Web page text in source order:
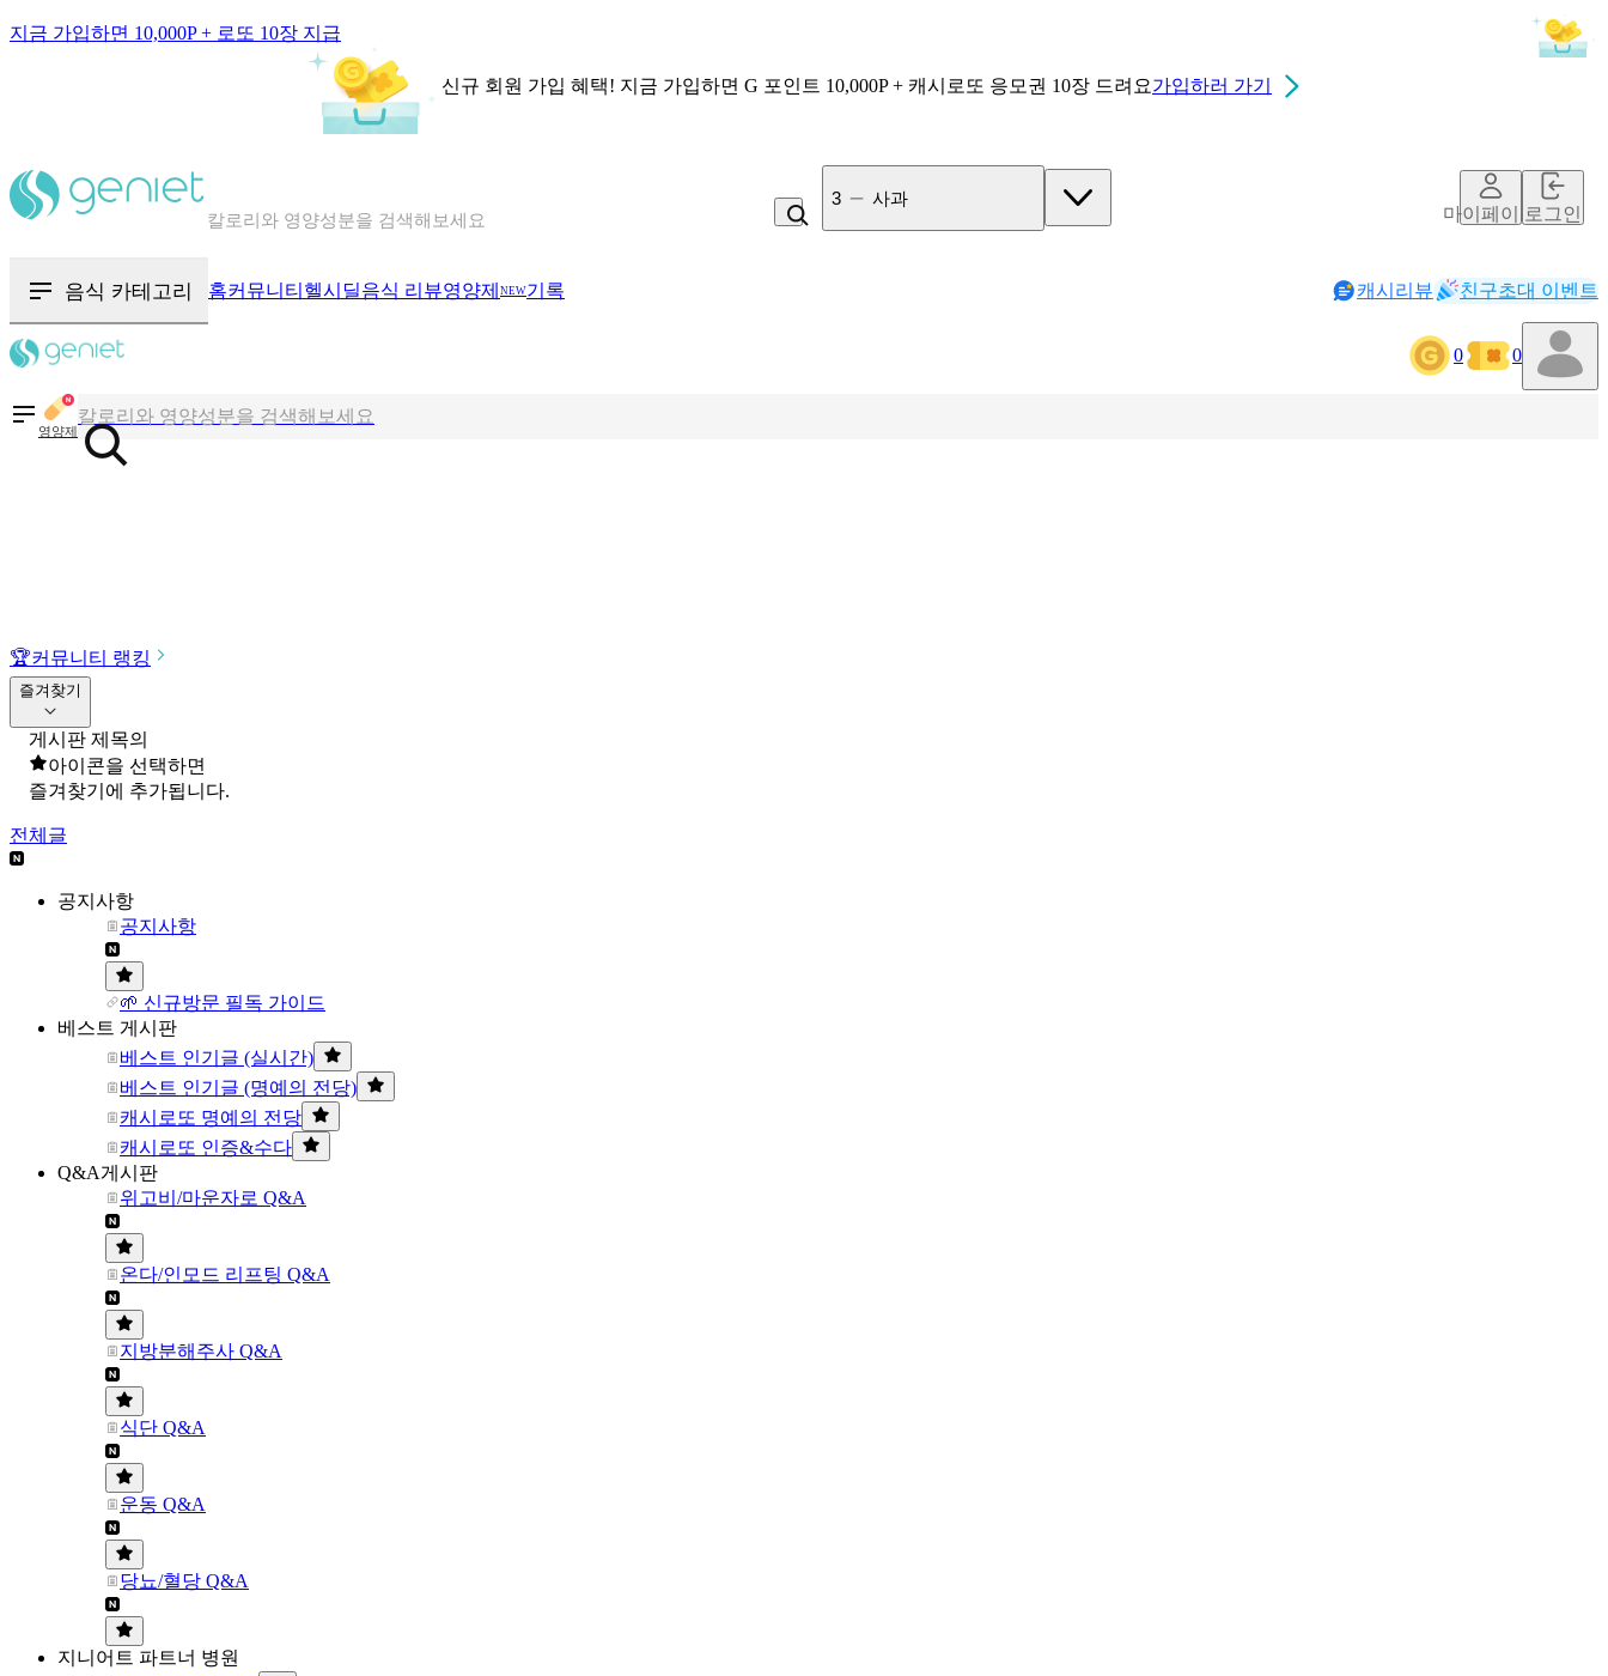
지금 가입하면 10,000P + 로또 10장 지급
신규 회원 가입 혜택! 지금 가입하면 G 포인트 10,000P + 캐시로또 응모권 10장 드려요가입하러 가기
칼로리와 영양성분을 검색해보세요
4 비_플레인 쿽
마이페이지로그인
음식 카테고리 홈커뮤니티 헬시딜음식 리뷰영양제 NEW기록 캐시리뷰 친구초대 이벤트
0 0
영양제
칼로리와 영양성분을 검색해보세요
혈당 · 다이어트 음식 검색해보세요
🏆커뮤니티 랭킹
즐겨찾기
게시판 제목의
아이콘을 선택하면
즐겨찾기에 추가됩니다.
전체글
공지사항
공지사항
🌱 신규방문 필독 가이드
베스트 게시판
베스트 인기글 (실시간)
베스트 인기글 (명예의 전당)
캐시로또 명예의 전당
캐시로또 인증&수다
Q&A게시판
위고비/마운자로 Q&A
온다/인모드 리프팅 Q&A
지방분해주사 Q&A
식단 Q&A
운동 Q&A
당뇨/혈당 Q&A
지니어트 파트너 병원